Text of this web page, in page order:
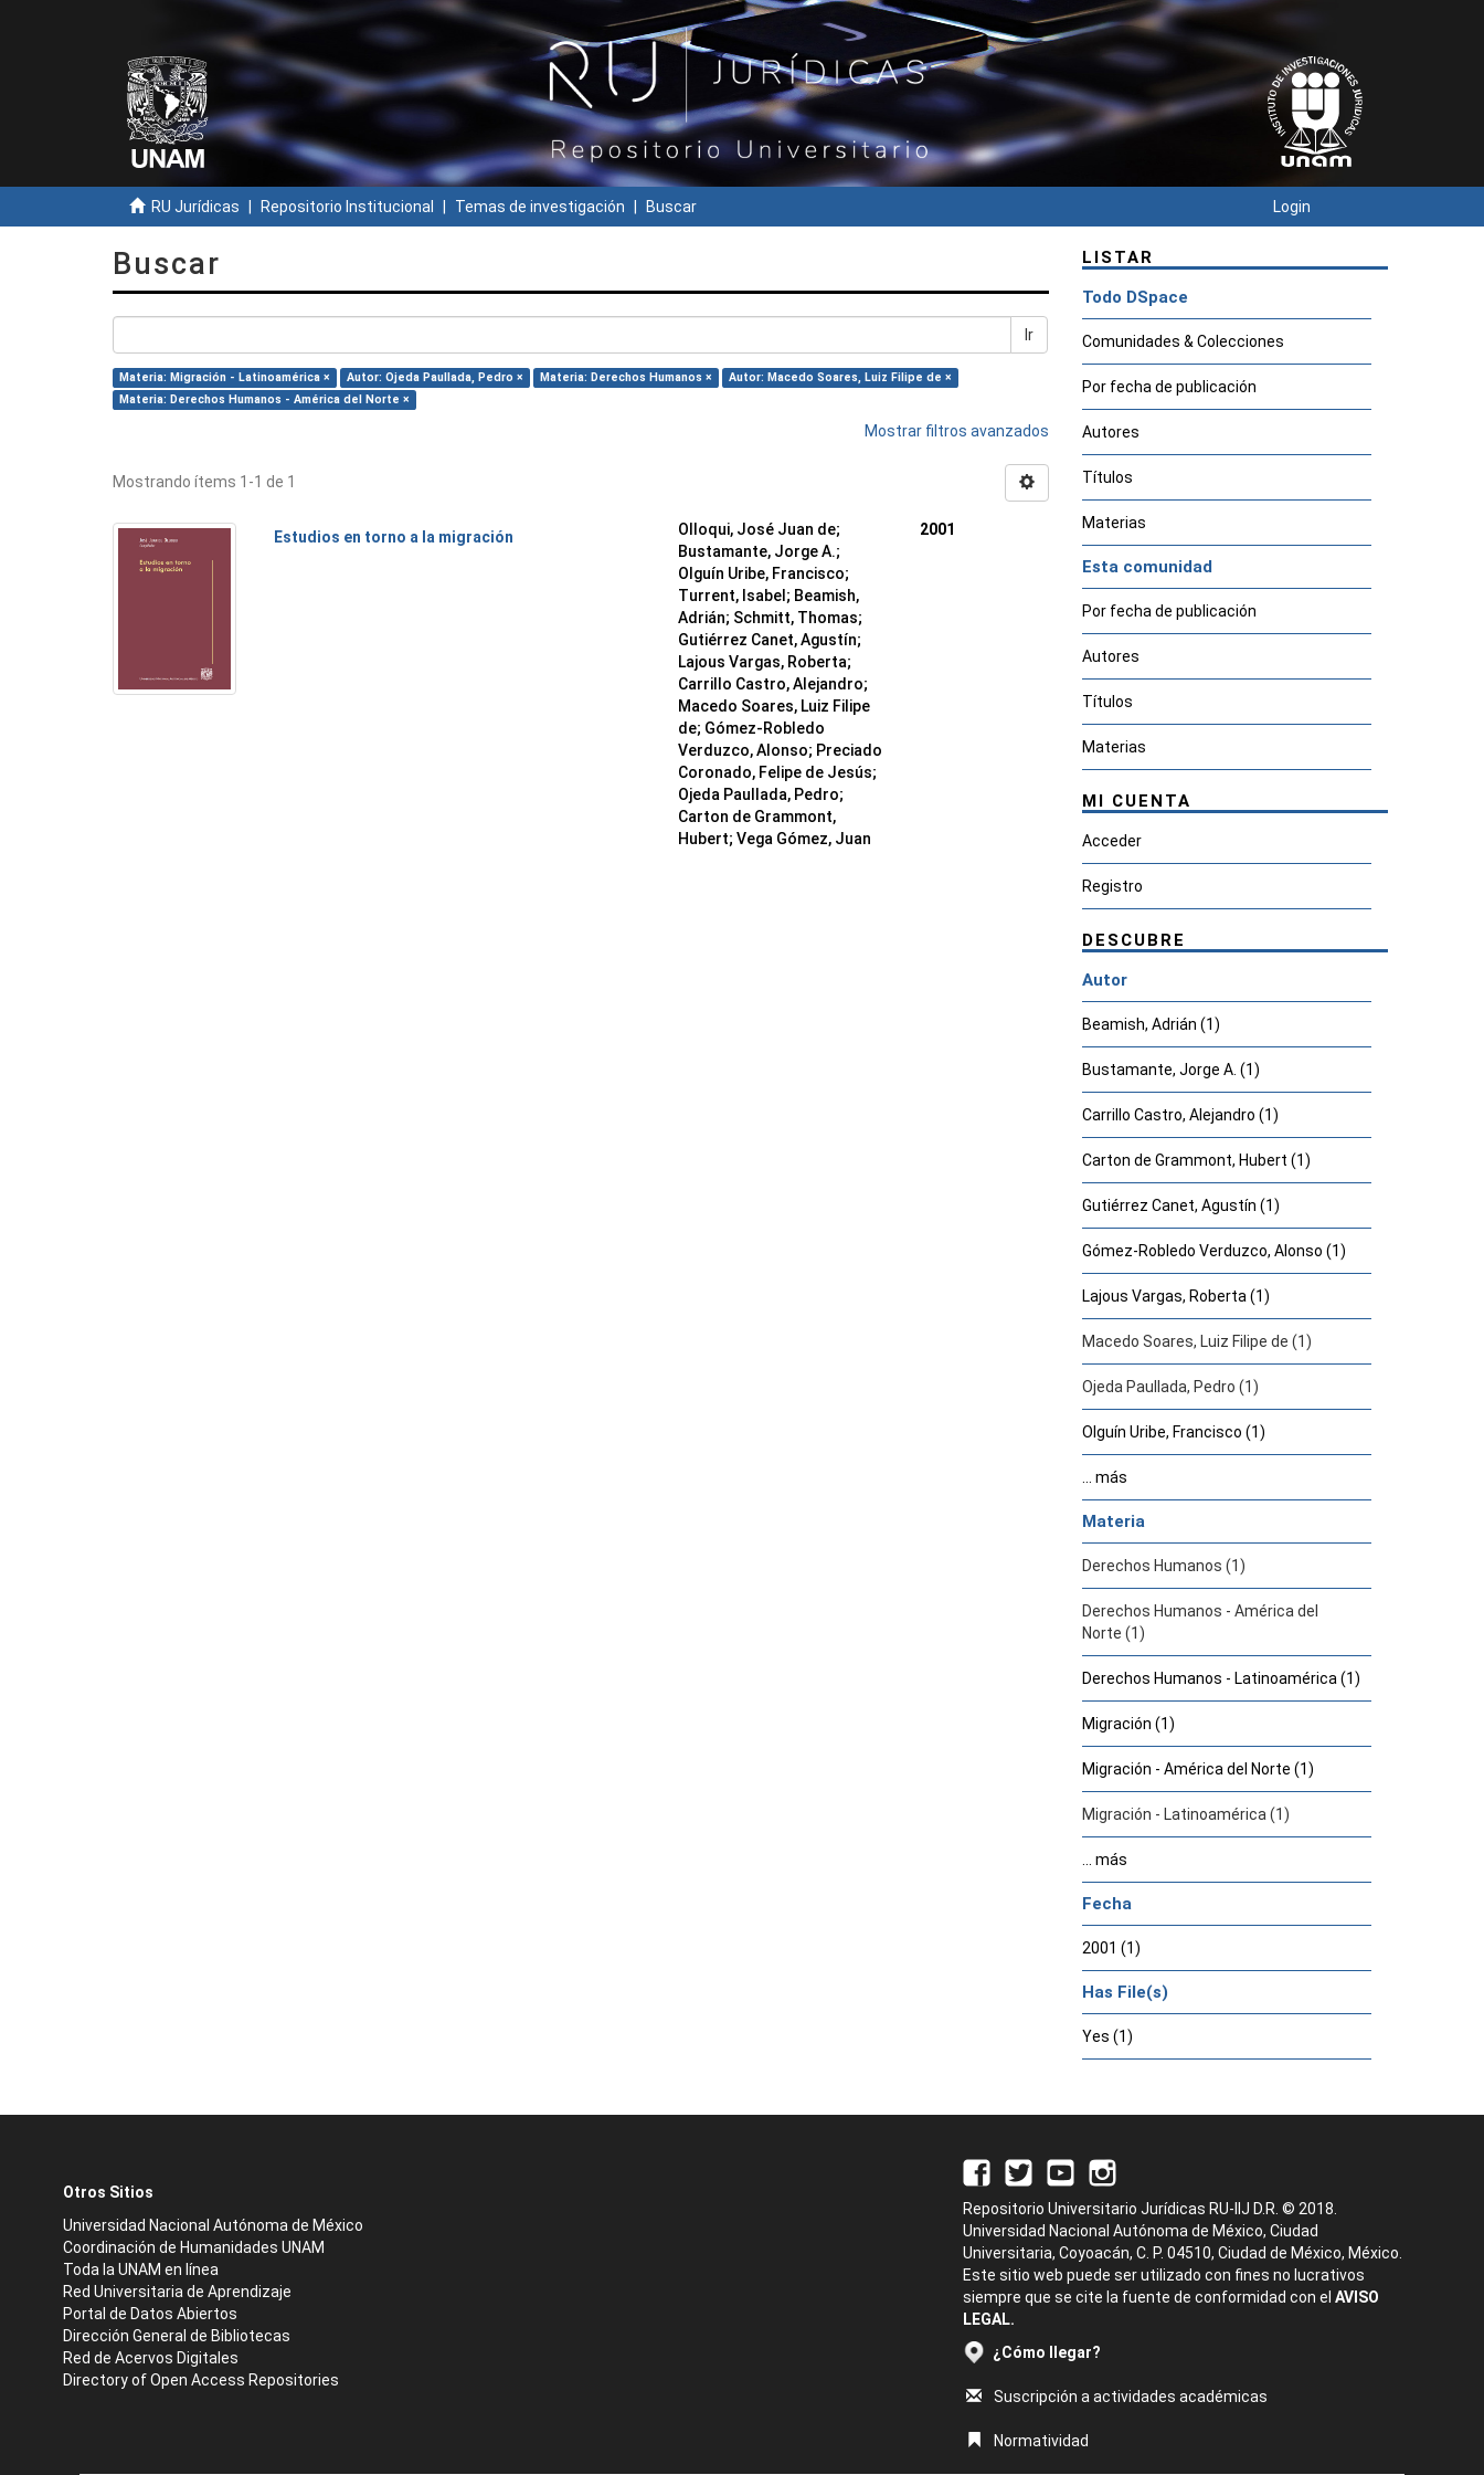
RU Jurídicas Repositorio Institucional Temas de investigación Buscar Login
Buscar
Ir
Materia: Migración - Latinoamérica × Autor: Ojeda Paullada, Pedro × Materia: Derechos Humanos ×
Autor: Macedo Soares, Luiz Filipe de ×
Materia: Derechos Humanos - América del Norte ×
Mostrar filtros avanzados
Mostrando ítems 1-1 de 1
Estudios en torno a la migración
Olloqui, José Juan de;
Bustamante, Jorge A.;
Olguín Uribe, Francisco;
Turrent, Isabel; Beamish,
Adrián; Schmitt, Thomas;
Gutiérrez Canet, Agustín;
Lajous Vargas, Roberta;
Carrillo Castro, Alejandro;
Macedo Soares, Luiz Filipe
de; Gómez-Robledo
Verduzco, Alonso; Preciado
Coronado, Felipe de Jesús;
Ojeda Paullada, Pedro;
Carton de Grammont,
Hubert; Vega Gómez, Juan
2001
LISTAR
Todo DSpace
Comunidades & Colecciones
Por fecha de publicación
Autores
Títulos
Materias
Esta comunidad
Por fecha de publicación
Autores
Títulos
Materias
MI CUENTA
Acceder
Registro
DESCUBRE
Autor
Beamish, Adrián (1)
Bustamante, Jorge A. (1)
Carrillo Castro, Alejandro (1)
Carton de Grammont, Hubert (1)
Gutiérrez Canet, Agustín (1)
Gómez-Robledo Verduzco, Alonso (1)
Lajous Vargas, Roberta (1)
Macedo Soares, Luiz Filipe de (1)
Ojeda Paullada, Pedro (1)
Olguín Uribe, Francisco (1)
... más
Materia
Derechos Humanos (1)
Derechos Humanos - América del
Norte (1)
Derechos Humanos - Latinoamérica (1)
Migración (1)
Migración - América del Norte (1)
Migración - Latinoamérica (1)
... más
Fecha
2001 (1)
Has File(s)
Yes (1)
Otros Sitios
Universidad Nacional Autónoma de México
Coordinación de Humanidades UNAM
Toda la UNAM en línea
Red Universitaria de Aprendizaje
Portal de Datos Abiertos
Dirección General de Bibliotecas
Red de Acervos Digitales
Directory of Open Access Repositories
Repositorio Universitario Jurídicas RU-IIJ D.R. © 2018.
Universidad Nacional Autónoma de México, Ciudad
Universitaria, Coyoacán, C. P. 04510, Ciudad de México, México.
Este sitio web puede ser utilizado con fines no lucrativos
siempre que se cite la fuente de conformidad con el AVISO
LEGAL.
¿Cómo llegar?
Suscripción a actividades académicas
Normatividad